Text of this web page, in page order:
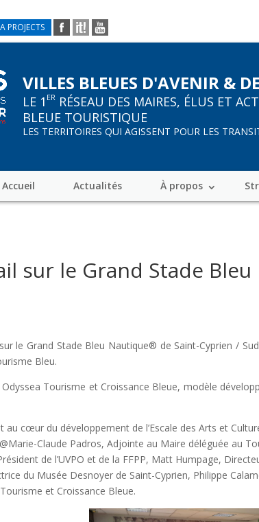
PROJECTS
VILLES BLEUES D'AVENIR &
LE 1 ER RÉSEAU DES MAIRES, ÉLUS ET
BLEUE TOURISTIQUE
LES TERRITOIRES QUI AGISSENT POUR LES
Accueil Actualités À propos
sur le Grand Stade
le Grand Stade Bleu Nautique® de Saint-Cyprien /
Bleu.
Tourisme et Croissance Bleue, modèle
cœur du développement de l’Escale des Arts et
Claude Padros, Adjointe au Maire déléguée au
de l’UVPO et de la FFPP, Matt Humpage,
du Musée Desnoyer de Saint-Cyprien, Philippe
et Croissance Bleue.